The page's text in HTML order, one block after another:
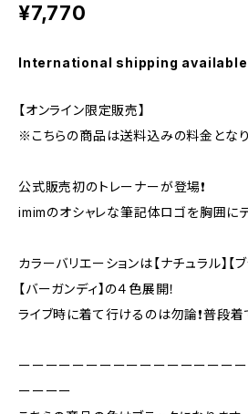
¥7,770
International shipping available
【オンライン限定販売】
※こちらの商品は送料込みの料金となり
公式販売初のトレーナーが登場❗️
imimのオシャレな筆記体ロゴを胸囲に
カラーバリエーションは【ナチュラル】【ブ
【バーガンディ】の４色展開！
ライブ時に着て行けるのは勿論❗️普段着
ーーーーーーーーーーーーーーーー
ーーーー